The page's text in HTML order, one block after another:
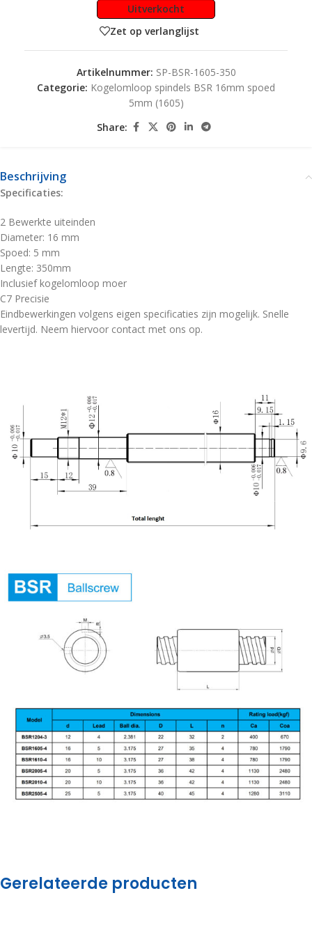
Uitverkocht
Zet op verlanglijst
Artikelnummer: SP-BSR-1605-350
Categorie: Kogelomloop spindels BSR 16mm spoed
5mm (1605)
Share:
Beschrijving
Specificaties:
2 Bewerkte uiteinden
Diameter: 16 mm
Spoed: 5 mm
Lengte: 350mm
Inclusief kogelomloop moer
C7 Precisie
Eindbewerkingen volgens eigen specificaties zijn mogelijk. Snelle
levertijd. Neem hiervoor contact met ons op.
Gerelateerde producten